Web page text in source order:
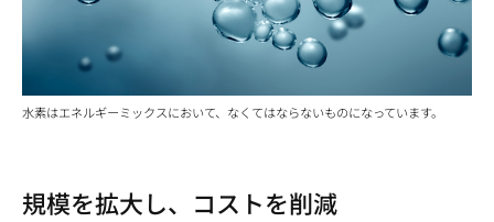
水素はエネルギーミックスにおいて、なくてはならないものになっています。
規模を拡大し、コストを削減